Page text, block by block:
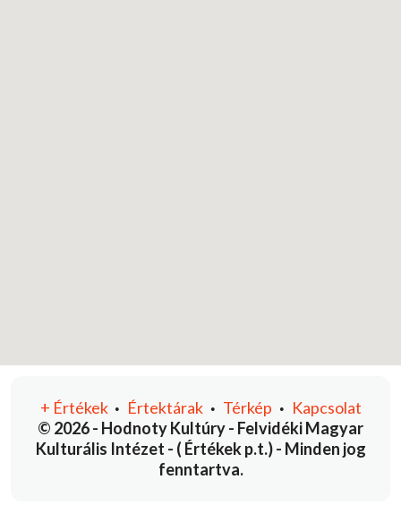
© 2026 - Hodnoty Kultúry - Felvidéki Magyar
Kulturális Intézet - ( Értékek p.t.) - Minden jog
fenntartva.
+ Értékek • Értektárak• Térkép • Kapcsolat